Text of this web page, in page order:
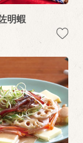
明蝦